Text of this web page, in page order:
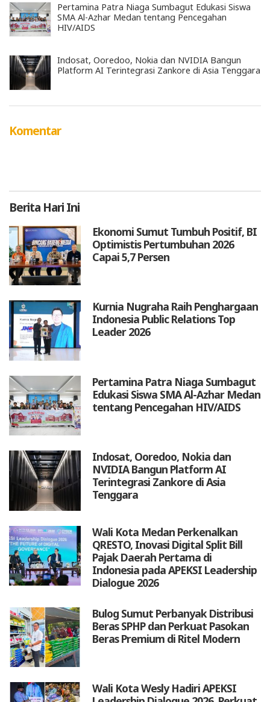
Pertamina Patra Niaga Sumbagut Edukasi Siswa
SMA Al-Azhar Medan tentang Pencegahan
HIV/AIDS
Indosat, Ooredoo, Nokia dan NVIDIA Bangun
Platform AI Terintegrasi Zankore di Asia Tenggara
Komentar
Berita Hari Ini
Ekonomi Sumut Tumbuh Positif, BI
Optimistis Pertumbuhan 2026
Capai 5,7 Persen
Kurnia Nugraha Raih Penghargaan
Indonesia Public Relations Top
Leader 2026
Pertamina Patra Niaga Sumbagut
Edukasi Siswa SMA Al-Azhar Medan
tentang Pencegahan HIV/AIDS
Indosat, Ooredoo, Nokia dan
NVIDIA Bangun Platform AI
Terintegrasi Zankore di Asia
Tenggara
Wali Kota Medan Perkenalkan
QRESTO, Inovasi Digital Split Bill
Pajak Daerah Pertama di
Indonesia pada APEKSI Leadership
Dialogue 2026
Bulog Sumut Perbanyak Distribusi
Beras SPHP dan Perkuat Pasokan
Beras Premium di Ritel Modern
Wali Kota Wesly Hadiri APEKSI